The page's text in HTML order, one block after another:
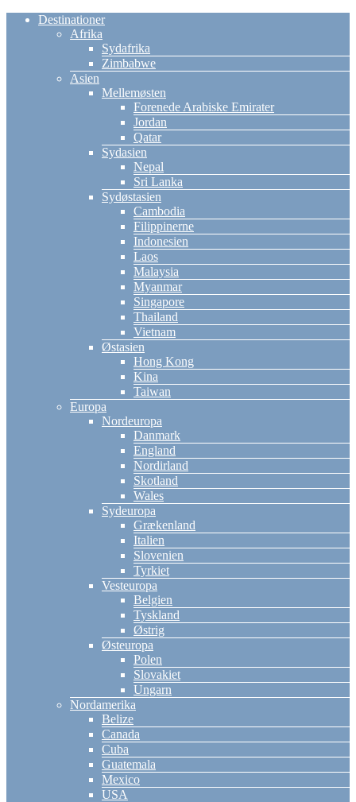
Destinationer
Afrika
Sydafrika
Zimbabwe
Asien
Mellemøsten
Forenede Arabiske Emirater
Jordan
Qatar
Sydasien
Nepal
Sri Lanka
Sydøstasien
Cambodia
Filippinerne
Indonesien
Laos
Malaysia
Myanmar
Singapore
Thailand
Vietnam
Østasien
Hong Kong
Kina
Taiwan
Europa
Nordeuropa
Danmark
England
Nordirland
Skotland
Wales
Sydeuropa
Grækenland
Italien
Slovenien
Tyrkiet
Vesteuropa
Belgien
Tyskland
Østrig
Østeuropa
Polen
Slovakiet
Ungarn
Nordamerika
Belize
Canada
Cuba
Guatemala
Mexico
USA